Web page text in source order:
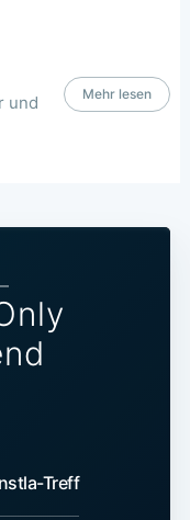
und
Mehr lesen
Treff